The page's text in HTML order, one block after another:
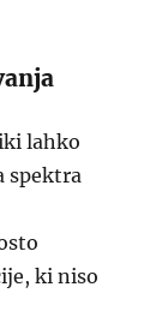
lahko
spektra
ki niso